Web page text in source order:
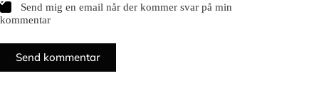
Send mig en email når der kommer svar på min
kommentar
Send kommentar